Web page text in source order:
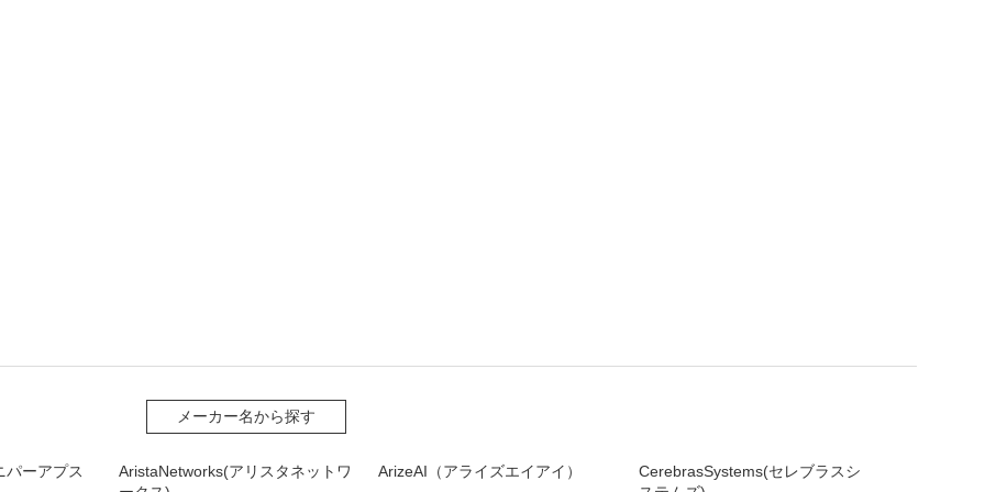
メーカー名から探す
ーアプス
AristaNetworks(アリスタネットワ
ArizeAI（アライズエイアイ）
CerebrasSystems(セレブラスシ